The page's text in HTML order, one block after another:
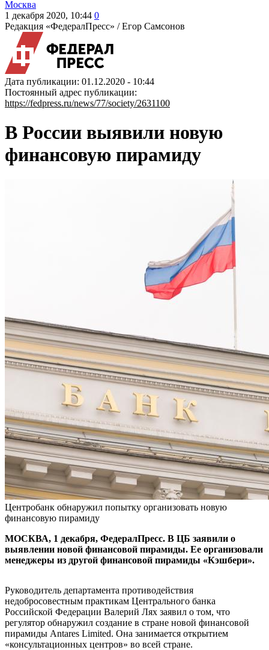
Москва
1 декабря 2020, 10:44 0
Редакция «ФедералПресс» /Егор Самсонов
Дата публикации: 01.12.2020 - 10:44
Постоянный адрес публикации:
https://fedpress.ru/news/77/society/2631100
В России выявили новую
финансовую пирамиду
Центробанк обнаружил попытку организовать новую
финансовую пирамиду
МОСКВА, 1 декабря, ФедералПресс. В ЦБ заявили о
выявлении новой финансовой пирамиды. Ее организовали
менеджеры из другой финансовой пирамиды «Кэшбери».
Руководитель департамента противодействия
недобросовестным практикам Центрального банка
Российской Федерации Валерий Лях заявил о том, что
регулятор обнаружил создание в стране новой финансовой
пирамиды Antares Limited. Она занимается открытием
«консультационных центров» во всей стране.